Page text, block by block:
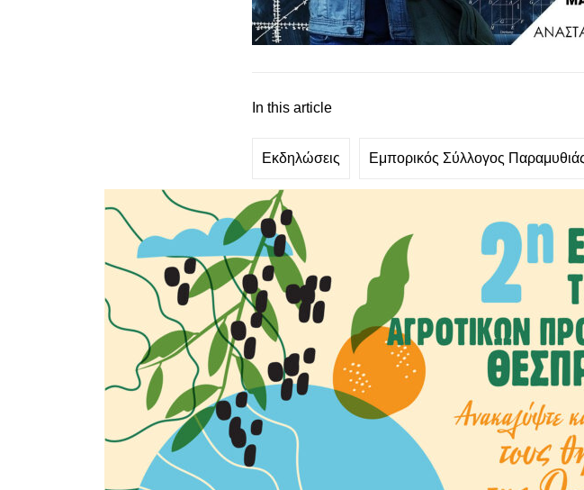
In this article
Εκδηλώσεις Εμπορικός Σύλλογος